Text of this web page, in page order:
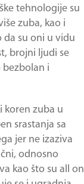
tehnologije su
zuba, kao i
da su oni u vidu
brojni ljudi se
bezbolan i
koren zuba u
srastanja sa
jer ne izaziva
odnosno
kao što su all on